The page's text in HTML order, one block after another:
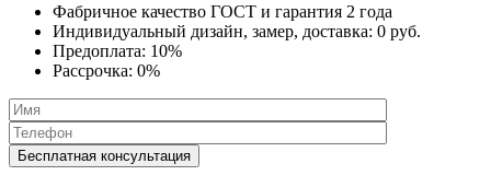
Фабричное качество ГОСТ и гарантия 2 года
Индивидуальный дизайн, замер, доставка: 0 руб.
Предоплата: 10%
Рассрочка: 0%